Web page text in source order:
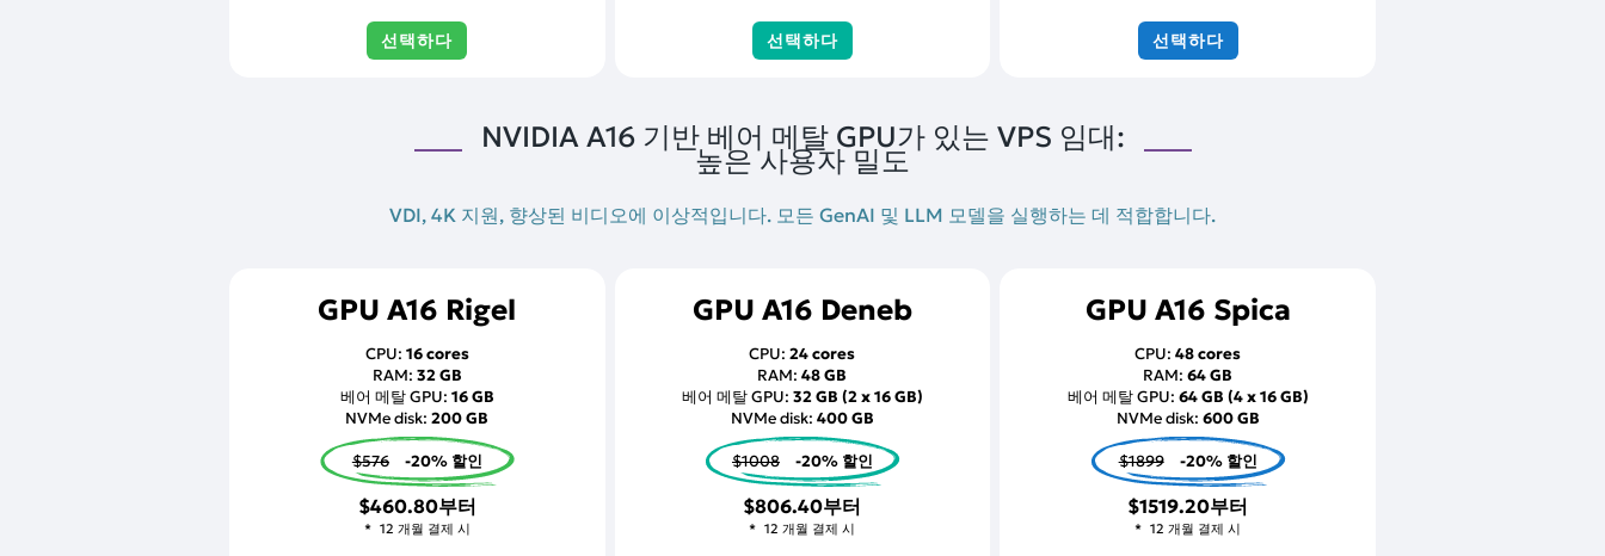
선택하다 선택하다 선택하다
NVIDIA A16 기반 베어 메탈 GPU가 있는 VPS 임대:
높은 사용자 밀도
VDI, 4K 지원, 향상된 비디오에 이상적입니다. 모든 GenAI 및 LLM 모델을 실행하는 데 적합합니다.
GPU A16 Rigel
CPU: 16 cores
RAM: 32 GB
베어 메탈 GPU: 16 GB
NVMe disk:200 GB
$576 -20% 할인
$460.80부터
12 개월 결제 시
GPU A16 Deneb
CPU:24 cores
RAM:48 GB
베어 메탈 GPU: 32 GB (2 x 16 GB)
NVMe disk: 400 GB
$1008 -20% 할인
$806.40부터
12 개월 결제 시
GPU A16 Spica
CPU:48 cores
RAM:64 GB
베어 메탈 GPU: 64 GB (4 x 16 GB)
NVMe disk: 600 GB
$1899 -20% 할인
$1519.20부터
12 개월 결제 시